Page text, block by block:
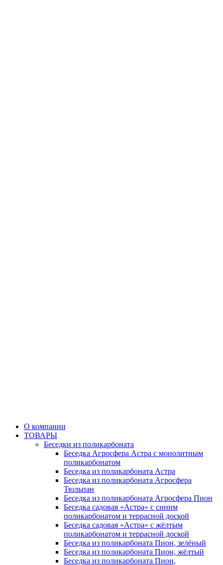
О компании
ТОВАРЫ
Беседки из поликарбоната
Беседка Агросфера Астра с монолитным
поликарбонатом
Беседка из поликарбоната Астра
Беседка из поликарбоната Агросфера
Тюльпан
Беседка из поликарбоната Агросфера Пион
Беседка садовая «Астра» с синим
поликарбонатом и террасной доской
Беседка садовая «Астра» с жёлтым
поликарбонатом и террасной доской
Беседка из поликарбоната Пион, зелёный
Беседка из поликарбоната Пион, жёлтый
Беседка из поликарбоната Пион,